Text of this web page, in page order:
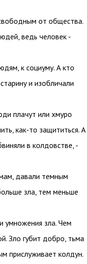
от общества.
ведь человек -
к социуму. А кто
и изобличали
плачут или хмуро
как-то защититься. А
в колдовстве, -
давали темным
зла, тем меньше
умножения зла. Чем
Зло губит добро, тьма
прислуживает колдун.